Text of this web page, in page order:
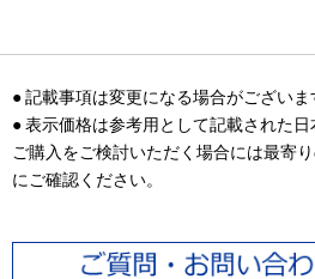
● 記載事項は変更になる場合がございま
● 表示価格は参考用として記載された日
ご購入をご検討いただく場合には最寄
にご確認ください。